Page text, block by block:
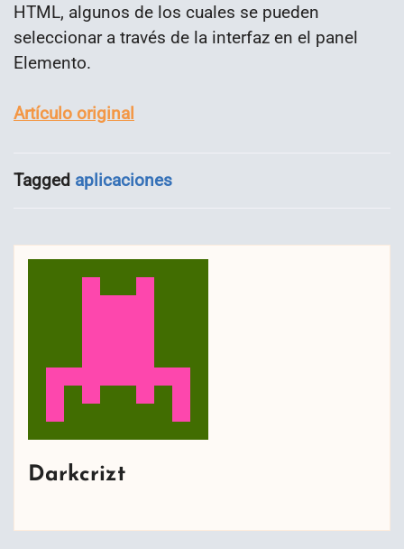
HTML, algunos de los cuales se pueden
seleccionar a través de la interfaz en el panel
Elemento.
Artículo original
Tagged aplicaciones
Darkcrizt